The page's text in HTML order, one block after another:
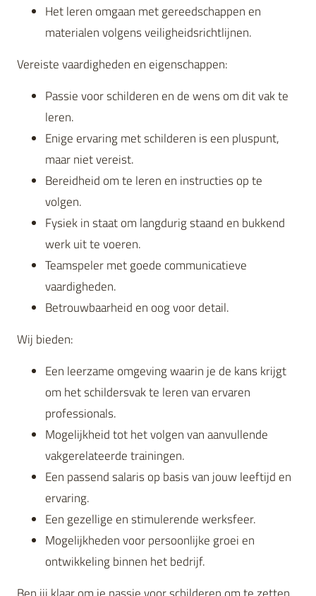
Het leren omgaan met gereedschappen en
materialen volgens veiligheidsrichtlijnen.
Vereiste vaardigheden en eigenschappen:
Passie voor schilderen en de wens om dit vak te
leren.
Enige ervaring met schilderen is een pluspunt,
maar niet vereist.
Bereidheid om te leren en instructies op te
volgen.
Fysiek in staat om langdurig staand en bukkend
werk uit te voeren.
Teamspeler met goede communicatieve
vaardigheden.
Betrouwbaarheid en oog voor detail.
Wij bieden:
Een leerzame omgeving waarin je de kans krijgt
om het schildersvak te leren van ervaren
professionals.
Mogelijkheid tot het volgen van aanvullende
vakgerelateerde trainingen.
Een passend salaris op basis van jouw leeftijd en
ervaring.
Een gezellige en stimulerende werksfeer.
Mogelijkheden voor persoonlijke groei en
ontwikkeling binnen het bedrijf.